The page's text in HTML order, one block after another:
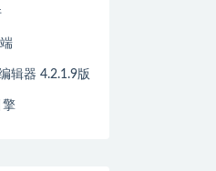
辑器 4.2.1.9版
擎